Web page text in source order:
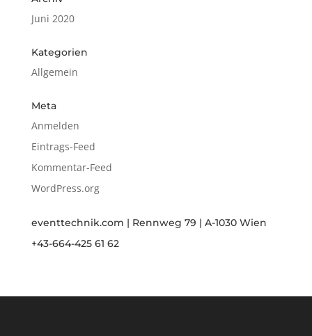
Juni 2020
Kategorien
Allgemein
Meta
Anmelden
Eintrags-Feed
Kommentar-Feed
WordPress.org
eventtechnik.com | Rennweg 79 | A-1030 Wien
+43-664-425 61 62